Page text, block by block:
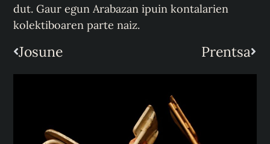
dut. Gaur egun Arabazan ipuin kontalarien
kolektiboaren parte naiz.
Josune Prentsa